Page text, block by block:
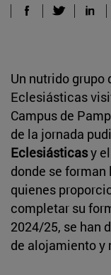
Un nutrido grupo
Eclesiásticas
Campus de
de la jornada
Eclesiásticasy el
donde se
quienes
completar su
2024/25, se han
de alojamiento y